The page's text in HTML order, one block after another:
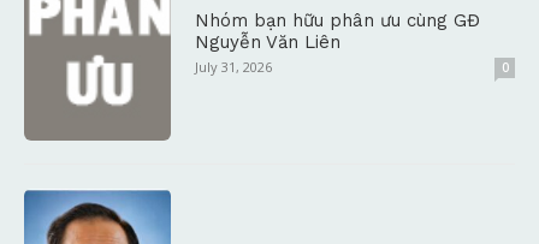
Nhóm bạn hữu phân ưu cùng GĐ
Nguyễn Văn Liên
July 31, 2026 0